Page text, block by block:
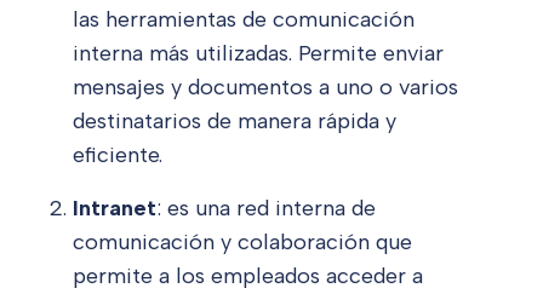
las herramientas de comunicación
interna más utilizadas. Permite enviar
mensajes y documentos a uno o varios
destinatarios de manera rápida y
eficiente.
Intranet: es una red interna de
comunicación y colaboración que
permite a los empleados acceder a